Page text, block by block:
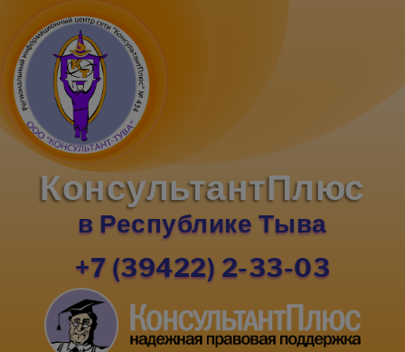
КонсультантПлюс
в Республике Тыва
+7 (39422) 2-33-03